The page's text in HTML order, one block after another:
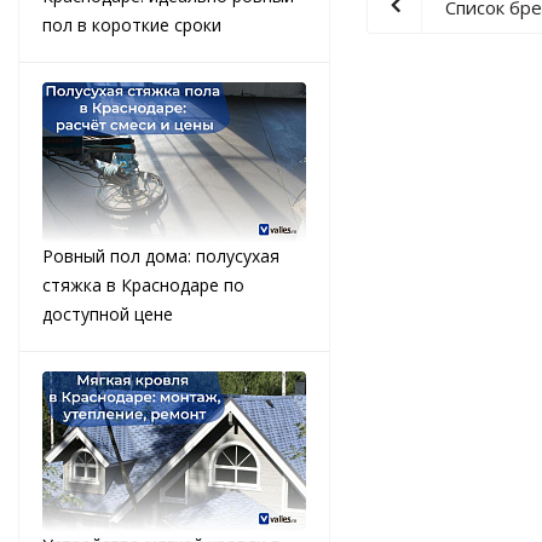
Список
пол в короткие сроки
Ровный пол дома: полусухая
стяжка в Краснодаре по
доступной цене